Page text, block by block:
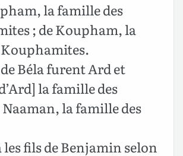
la famille des
; de Koupham, la
Béla furent Ard et
la famille des
la famille des
les fils de Benjamin selon